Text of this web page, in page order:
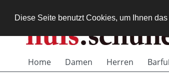
Diese Seite benutzt Cookies, um Ihnen
Home Damen Herren